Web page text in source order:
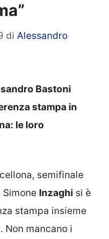
di Alessandro
Bastoni
stampa in
le loro
semifinale
Inzaghi si è
stampa insieme
Non mancano i